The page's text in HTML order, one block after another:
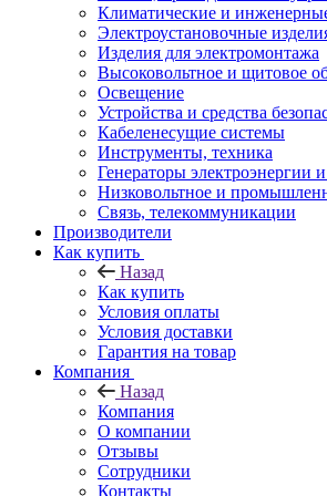
Климатические и
Электроустановочные
Изделия для электромонтажа
Высоковольтное и щитовое
Освещение
Устройства и средства
Кабеленесущие системы
Инструменты, техника
Генераторы электроэнергии
Низковольтное и
Связь, телекоммуникации
Производители
Как купить
Назад
Как купить
Условия оплаты
Условия доставки
Гарантия на товар
Компания
Назад
Компания
О компании
Отзывы
Сотрудники
Контакты